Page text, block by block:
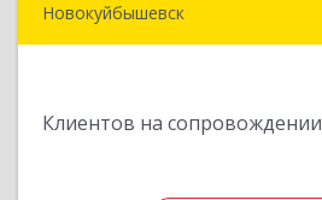
Новокуйбышевск
Клиентов на сопровождении